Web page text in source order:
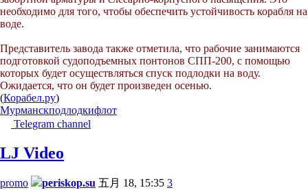
необходимо для того, чтобы обеспечить устойчивость корабля на
воде.
Представитель завода также отметила, что рабочие занимаются
подготовкой судоподъемных понтонов СПП-200, с помощью
которых будет осуществляться спуск подлодки на воду.
Ожидается, что он будет произведен осенью.
(Корабел.ру)
Мурманскподлодкифлот
Telegram channel
LJ Video
promo periskop.su 五月 18, 15:35 3